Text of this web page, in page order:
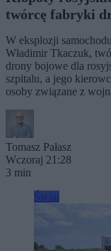
twórcę fabryki
W eksplozji
Władimir Tkaczuk,
drony bojowe dla
szpitalu, a jego
osoby związane z
Tomasz Pałasz
Wczoraj 21:28
3 min